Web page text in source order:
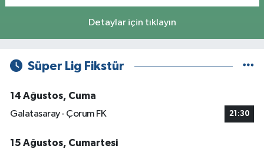
Detaylar için tıklayın
Süper Lig Fikstür
14 Ağustos, Cuma
Galatasaray - Çorum FK
21:30
15 Ağustos, Cumartesi